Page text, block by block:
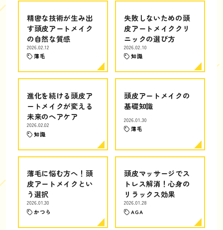
精密な技術が生み出
す頭皮アートメイク
の自然な質感
2026.02.12
薄毛
失敗しないための頭
皮アートメイククリ
ニックの選び方
2026.02.10
知識
進化を続ける頭皮ア
ートメイクが変える
未来のヘアケア
2026.02.02
知識
頭皮アートメイクの
基礎知識
2026.01.30
薄毛
薄毛に悩む方へ！頭
皮アートメイクとい
う選択
2026.01.30
かつら
頭皮マッサージでス
トレス解消！心身の
リラックス効果
2026.01.28
AGA